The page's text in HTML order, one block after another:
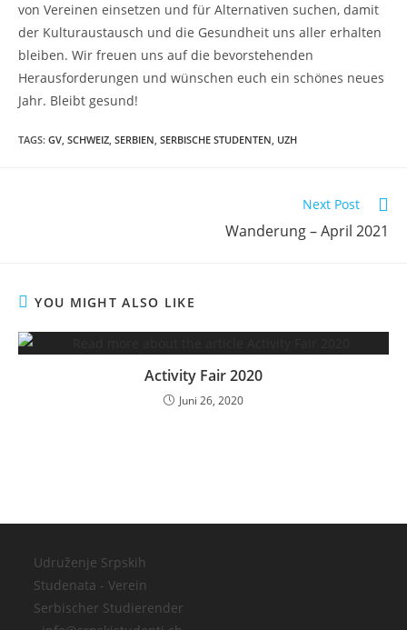
von Vereinen einsetzen und für Alternativen suchen, damit
der Kulturaustausch und die Gesundheit uns aller erhalten
bleiben. Wir freuen uns auf die bevorstehenden
Herausforderungen und wünschen euch ein schönes neues
Jahr. Bleibt gesund!
TAGS: GV, SCHWEIZ, SERBIEN, SERBISCHE STUDENTEN, UZH
Next Post
Wanderung – April 2021
YOU MIGHT ALSO LIKE
Activity Fair 2020
Juni 26, 2020
Udruženje Srpskih
Studenata - Verein
Serbischer Studierender